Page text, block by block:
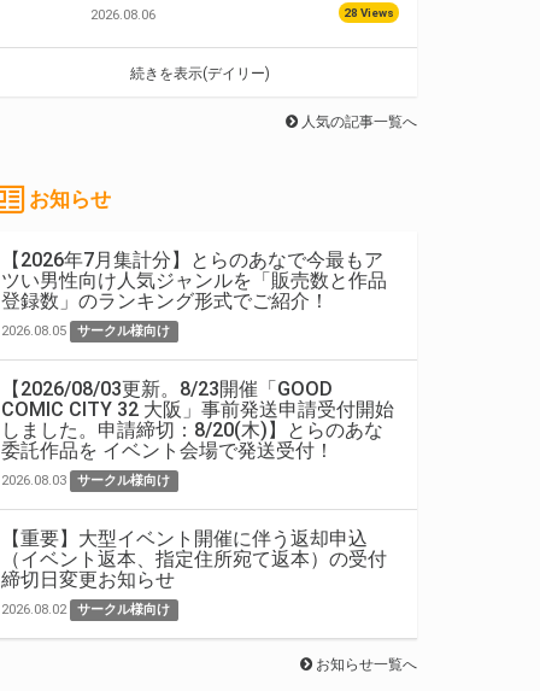
2026.08.06 28 Views
続きを表示(デイリー)
人気の記事一覧へ
お知らせ
【2026年7月集計分】とらのあなで今最もア
ツい男性向け人気ジャンルを「販売数と作品
登録数」のランキング形式でご紹介！
2026.08.05 サークル様向け
【2026/08/03更新。8/23開催「GOOD
COMIC CITY 32 大阪」事前発送申請受付開始
しました。申請締切：8/20(木)】とらのあな
委託作品を イベント会場で発送受付！
2026.08.03 サークル様向け
【重要】大型イベント開催に伴う返却申込
（イベント返本、指定住所宛て返本）の受付
締切日変更お知らせ
2026.08.02 サークル様向け
お知らせ一覧へ